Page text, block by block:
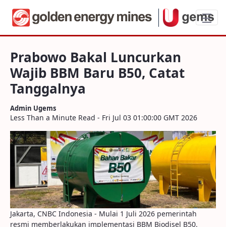
Prabowo Bakal Luncurkan Wajib BBM
Prabowo Bakal Luncurkan
Wajib BBM Baru B50, Catat
Tanggalnya
Admin Ugems
Less Than a Minute Read - Fri Jul 03 01:00:00 GMT 2026
Jakarta, CNBC Indonesia - Mulai 1 Juli 2026 pemerintah
resmi memberlakukan implementasi BBM Biodisel B50.